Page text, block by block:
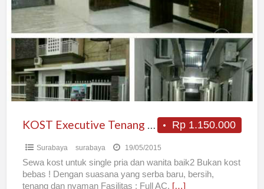
Tenang
Baik-
Baik
Rp 1.150.000
KOST Executive Tenang Single Baik-Baik
Surabaya surabaya 19/05/2015
Sewa kost untuk single pria dan wanita baik2 Bukan kost
bebas ! Dengan suasana yang serba baru, bersih,
tenang dan nyaman Fasilitas : Full AC, […]